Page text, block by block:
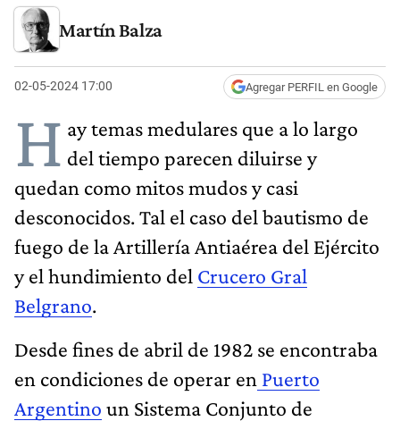
Martín Balza
02-05-2024 17:00 Agregar PERFIL en Google
H ay temas medulares que a lo largo
del tiempo parecen diluirse y
quedan como mitos mudos y casi
desconocidos. Tal el caso del bautismo de
fuego de la Artillería Antiaérea del Ejército
y el hundimiento del Crucero Gral
Belgrano.
Desde fines de abril de 1982 se encontraba
en condiciones de operar en Puerto
Argentino un Sistema Conjunto de